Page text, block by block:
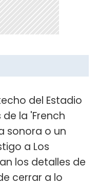
del Estadio
la 'French
sonora o un
a Los
los detalles de
cerrar a lo